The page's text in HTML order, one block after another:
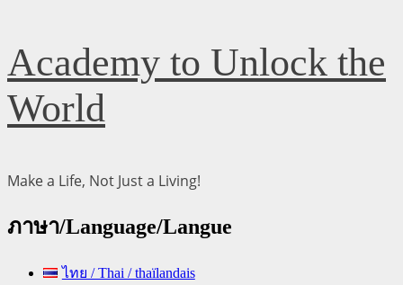
Skip
to
content
Academy to Unlock the
World
Make a Life, Not Just a Living!
ภาษา/Language/Langue
ไทย / Thai / thaïlandais